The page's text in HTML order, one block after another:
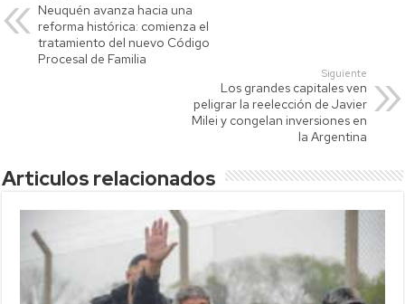
A
p
Li
nk
ar
tir
Neuquén avanza hacia una
reforma histórica: comienza el
tratamiento del nuevo Código
Procesal de Familia
Siguiente
Los grandes capitales ven
peligrar la reelección de Javier
Milei y congelan inversiones en
la Argentina
Articulos relacionados